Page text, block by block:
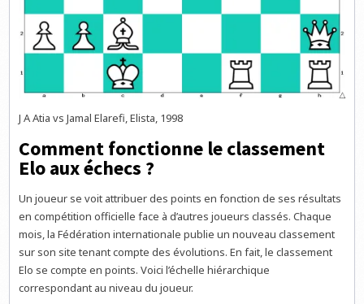
J A Atia vs Jamal Elarefi, Elista, 1998
Comment fonctionne le classement
Elo aux échecs ?
Un joueur se voit attribuer des points en fonction de ses résultats
en compétition officielle face à d’autres joueurs classés. Chaque
mois, la Fédération internationale publie un nouveau classement
sur son site tenant compte des évolutions. En fait, le classement
Elo se compte en points. Voici l’échelle hiérarchique
correspondant au niveau du joueur.